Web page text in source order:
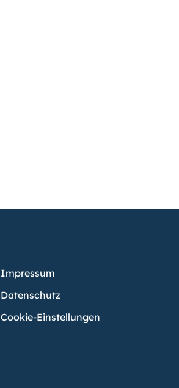
Impressum
Datenschutz
Cookie-Einstellungen